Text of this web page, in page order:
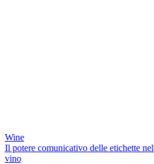
Wine
Il potere comunicativo delle etichette
vino